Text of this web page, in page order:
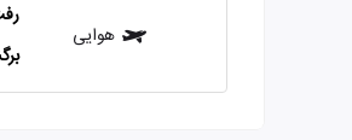
هوایی